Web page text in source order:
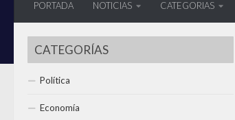
PORTADA NOTICIAS CATEGORIAS
CATEGORÍAS
Política
Economía